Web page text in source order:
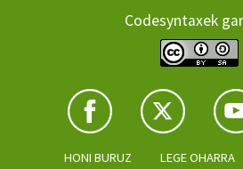
Codesyntaxek
HONI BURUZ LEGE OHARRA